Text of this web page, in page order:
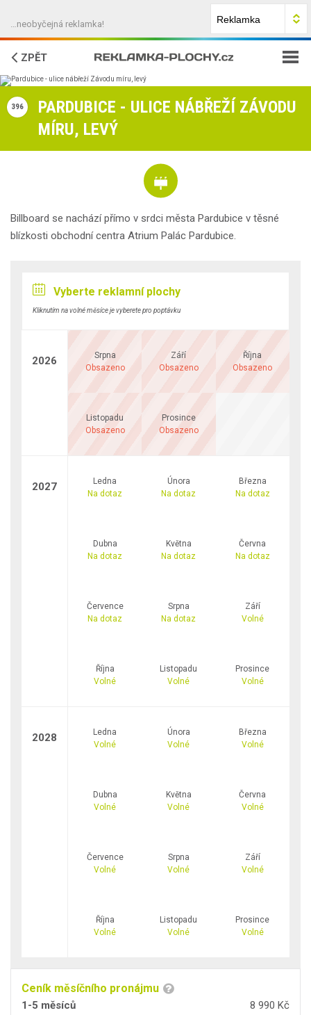
…neobyčejná reklamka!
ZPĚT
396
PARDUBICE - ULICE NÁBŘEŽÍ ZÁVODU
MÍRU, LEVÝ
Billboard se nachází přímo v srdci města Pardubice v těsné
blízkosti obchodní centra Atrium Palác Pardubice.
Vyberte reklamní plochy
Kliknutím na volné měsíce je vyberete pro poptávku
2026
Srpna
Obsazeno
Září
Obsazeno
Října
Obsazeno
Listopadu
Obsazeno
Prosince
Obsazeno
2027
Ledna
Na dotaz
Února
Na dotaz
Března
Na dotaz
Dubna
Na dotaz
Května
Na dotaz
Června
Na dotaz
Července
Na dotaz
Srpna
Na dotaz
Září
Volné
Října
Volné
Listopadu
Volné
Prosince
Volné
2028
Ledna
Volné
Února
Volné
Března
Volné
Dubna
Volné
Května
Volné
Června
Volné
Července
Volné
Srpna
Volné
Září
Volné
Října
Volné
Listopadu
Volné
Prosince
Volné
Ceník měsíčního pronájmu
1-5 měsíců
8 990 Kč